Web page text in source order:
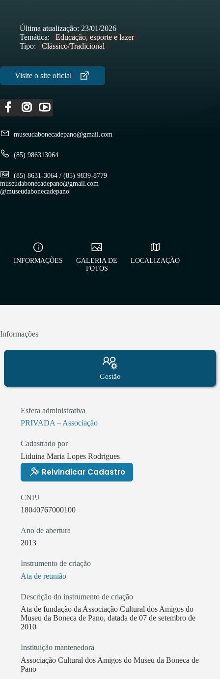
museudabonecadepano@gmail.com
(85) 986313064
(85) 8631-3064 / (85) 9839-8779
museudabonecadepano@gmail.com
@museudabonecadepano
Última atualização: 23/01/2026
Temática:
Educação, esporte e lazer
Tipo:
Clássico/Tradicional
INFORMAÇÕES
GALERIA DE
FOTOS
LOCALIZAÇÃO
Informações
Gestão
Esfera administrativa
PRIVADA – Associação
Cadastrado por
Liduina Maria Lopes Rodrigues
Reivindicar Cadastro
CNPJ
18040767000100
Ano de abertura
2013
Instrumento de criação
Ata de reunião
Descrição do instrumento de criação
Ata de fundação da Associação Cultural dos Amigos do
Museu da Boneca de Pano, datada de 07 de setembro de
2010
Instituição mantenedora
Associação Cultural dos Amigos do Museu da Boneca de
Pano